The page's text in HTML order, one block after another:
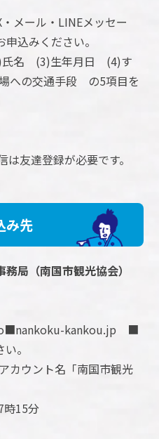
メール・LINEメッセー
込みください。
名 (3)生年月日 (4)す
への交通手段 の5項目を
友達登録が必要です。
み先
局（南国市観光協会）
kankou.jp ■
。
カウント名「南国市観光
時15分